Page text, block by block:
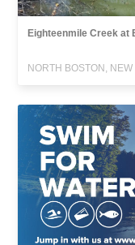
Eighteenmile Creek at
NORTH BOSTON, NEW